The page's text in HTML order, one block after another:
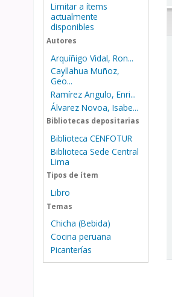
Limitar a ítems
actualmente
disponibles
Autores
Arquíñigo Vidal, Ron...
Cayllahua Muñoz,
Geo...
Ramírez Angulo, Enri...
Álvarez Novoa, Isabe...
Bibliotecas depositarias
Biblioteca CENFOTUR
Biblioteca Sede Central
Lima
Tipos de ítem
Libro
Temas
Chicha (Bebida)
Cocina peruana
Picanterías